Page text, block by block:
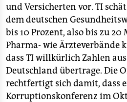
abo
genossenschaft
epaper login
und Versicherten vor. TI
dem deutschen
bis 10 Prozent, also bis zu
Pharma- wie Ärzteverbände
dass TI willkürlich Zahlen aus
Deutschland übertrage. Die
rechtfertigt sich damit, dass
Korruptionskonferenz im